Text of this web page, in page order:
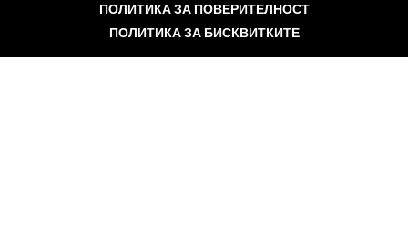
ПОЛИТИКА ЗА ПОВЕРИТЕЛНОСТ
ПОЛИТИКА ЗА БИСКВИТКИТЕ